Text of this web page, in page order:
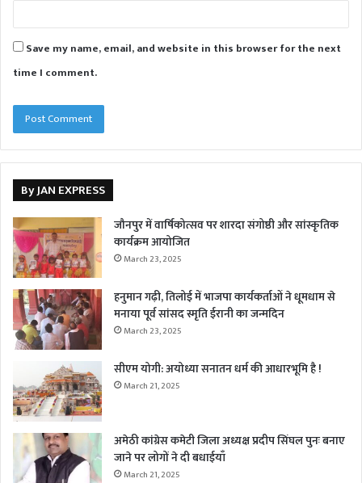
Save my name, email, and website in this browser for the next
time I comment.
By JAN EXPRESS
जौनपुर में वार्षिकोत्सव पर शारदा संगोष्ठी और सांस्कृतिक
कार्यक्रम आयोजित
March 23, 2025
हनुमान गढ़ी, तिलोई में भाजपा कार्यकर्ताओं ने धूमधाम से
मनाया पूर्व सांसद स्मृति ईरानी का जन्मदिन
March 23, 2025
सीएम योगी: अयोध्या सनातन धर्म की आधारभूमि है !
March 21, 2025
अमेठी कांग्रेस कमेटी जिला अध्यक्ष प्रदीप सिंघल पुनः बनाए
जाने पर लोगों ने दी बधाईयाँ
March 21, 2025